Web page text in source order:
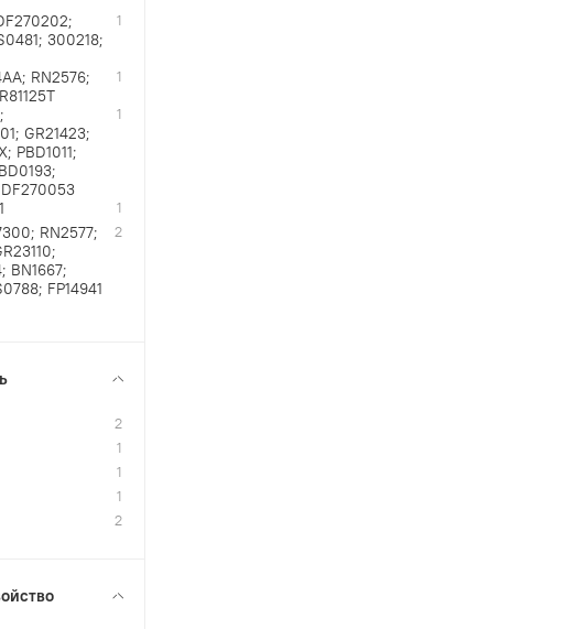
300218;
1
RN2576;
1
GR21423;
PBD1011;
1
1
RN2577;
BN1667;
FP14941
2
2
1
1
1
2